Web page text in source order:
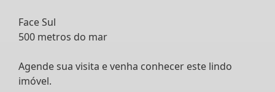
Face Sul
500 metros do mar
Agende sua visita e venha conhecer este lindo
imóvel.